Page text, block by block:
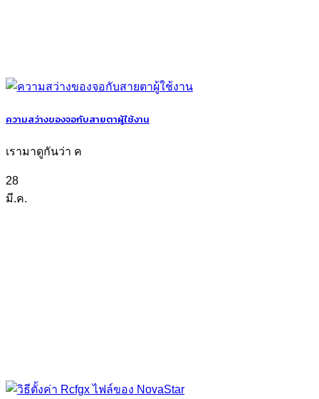
ความสว่างของจอกับสายตาผู้ใช้งาน
เรามาดูกันว่า ค
28
มี.ค.